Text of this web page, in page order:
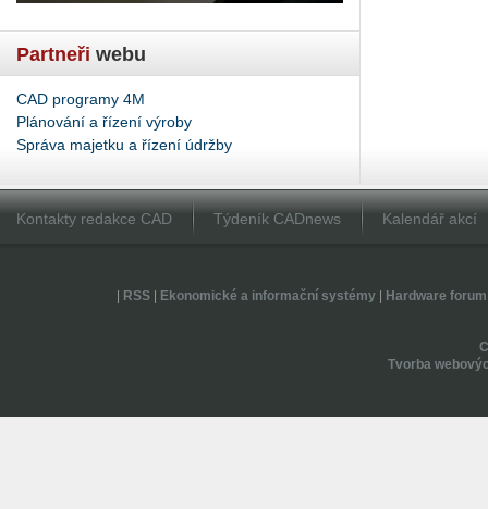
Partneři webu
CAD programy 4M
Plánování a řízení výroby
Správa majetku a řízení údržby
Kontakty redakce CAD Týdeník CADnews Kalendář akcí
RSS| Ekonomické a informační systémy| Hardware forum
Tvorba